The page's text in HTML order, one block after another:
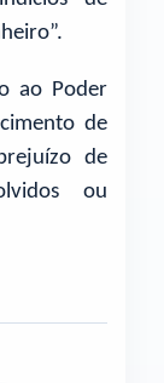
ao Poder
de
de
ou